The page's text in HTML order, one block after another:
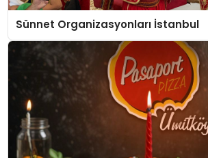
Sünnet Organizasyonları İstanbul